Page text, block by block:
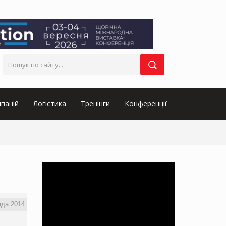
Логістика Тренінги Конференції
2014